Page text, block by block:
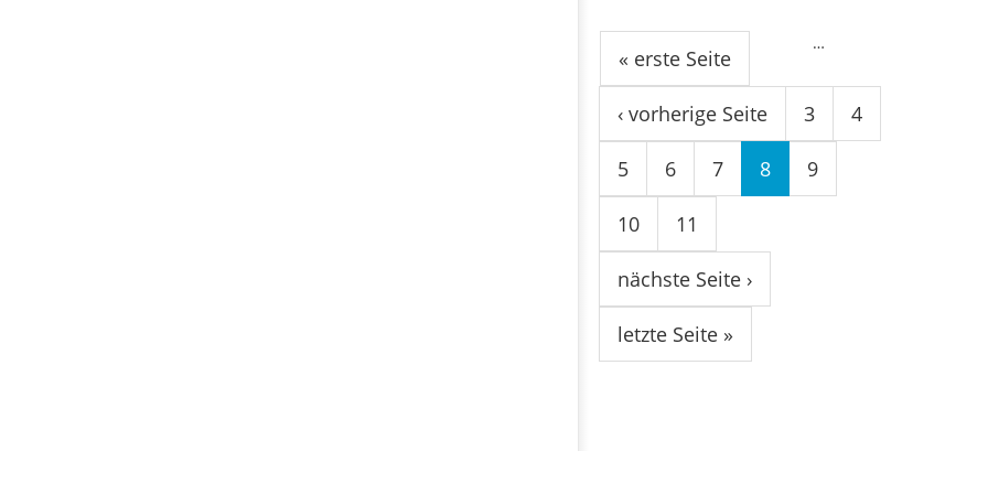
Seiten
« erste Seite
‹ vorherige Seite
…
3 4
5 6 7 8 9
10 11
nächste Seite ›
letzte Seite »